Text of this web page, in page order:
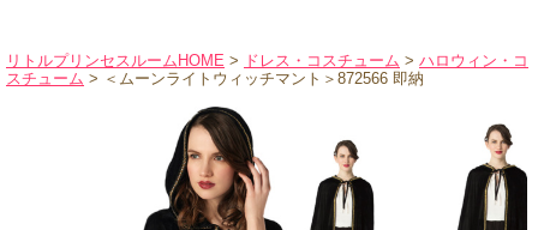
リトルプリンセスルームHOME > ドレス・コスチューム > ハロウィン・コ
スチューム > ＜ムーンライトウィッチマント＞872566 即納
アウトレット
ショッピングインフォメーション
会社概要
お支払・送料